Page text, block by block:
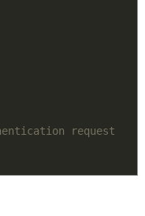
request